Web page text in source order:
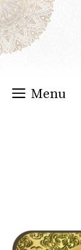
Sari
la
conținut
Menu